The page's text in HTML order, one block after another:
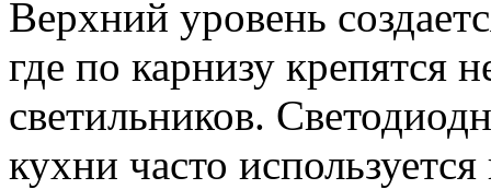
Верхний уровень
где по карнизу крепятся
светильников.
кухни часто